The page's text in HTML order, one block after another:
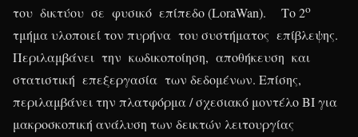
του δικτύου σε φυσικό επίπεδο (LoraWan). Το 2ο
τμήμα υλοποιεί τον πυρήνα του συστήματος επίβλεψης.
Περιλαμβάνει την κωδικοποίηση, αποθήκευση και
στατιστική επεξεργασία των δεδομένων. Επίσης,
περιλαμβάνει την πλατφόρμα / σχεσιακό μοντέλο ΒΙ για
μακροσκοπική ανάλυση των δεικτών λειτουργίας